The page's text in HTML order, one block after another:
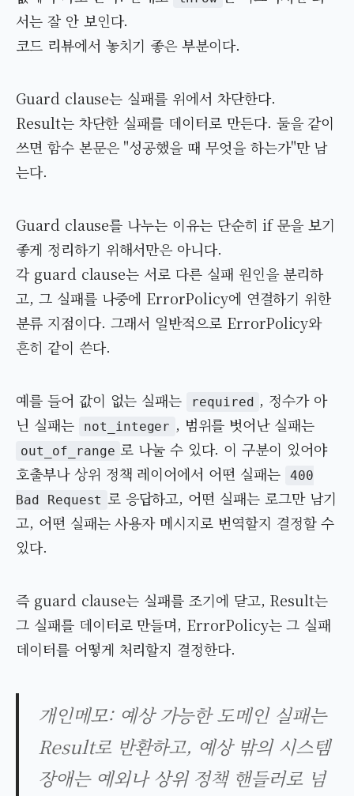
서는 잘 안 보인다.
코드 리뷰에서 놓치기 좋은 부분이다.
Guard clause는 실패를 위에서 차단한다.
Result는 차단한 실패를 데이터로 만든다. 둘을 같이
쓰면 함수 본문은 "성공했을 때 무엇을 하는가"만 남
는다.
Guard clause를 나누는 이유는 단순히 if 문을 보기
좋게 정리하기 위해서만은 아니다.
각 guard clause는 서로 다른 실패 원인을 분리하
고, 그 실패를 나중에 ErrorPolicy에 연결하기 위한
분류 지점이다. 그래서 일반적으로 ErrorPolicy와
흔히 같이 쓴다.
예를 들어 값이 없는 실패는 required , 정수가 아
닌 실패는
not_integer , 범위를 벗어난 실패는
out_of_range 로 나눌 수 있다. 이 구분이 있어야
호출부나 상위 정책 레이어에서 어떤 실패는
400
Bad Request 로 응답하고, 어떤 실패는 로그만 남기
고, 어떤 실패는 사용자 메시지로 번역할지 결정할 수
있다.
즉 guard clause는 실패를 조기에 닫고, Result는
그 실패를 데이터로 만들며, ErrorPolicy는 그 실패
데이터를 어떻게 처리할지 결정한다.
개인메모: 예상 가능한 도메인 실패는
Result로 반환하고, 예상 밖의 시스템
장애는 예외나 상위 정책 핸들러로 넘